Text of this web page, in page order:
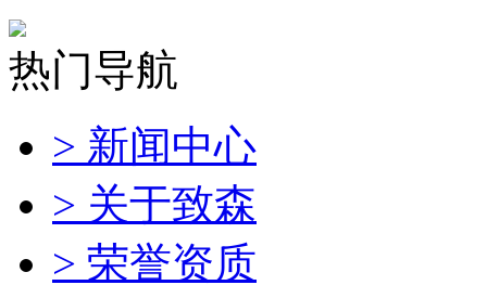
热门导航
> 新闻中心
> 关于致森
> 荣誉资质